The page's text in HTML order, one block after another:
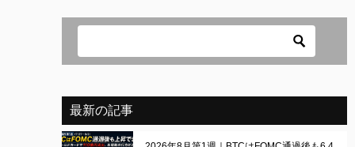
最新の記事